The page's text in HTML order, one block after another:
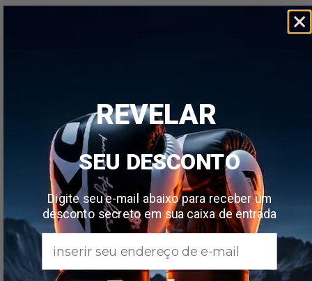
RDXoffer any guarantee for the purchases i
is ordering online with RDXsecure for me?
how do i view what’s in my shopping cart?
when does my credit card get charged?
REVELAR
SEU DESCONTO
Digite seu e-mail abaixo para receber um
desconto secreto em sua caixa de entrada
Email